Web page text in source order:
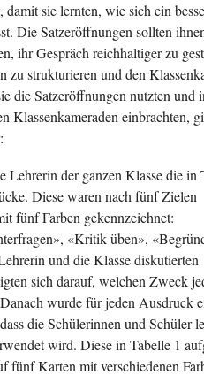
sie lernten, wie sich ein
Die Satzeröffnungen sollten
ihr Gespräch reichhaltiger zu
zu strukturieren und den
die Satzeröffnungen nutzten und
Klassenkameraden einbrachten,
Lehrerin der ganzen Klasse die in
Diese waren nach fünf Zielen
fünf Farben gekennzeichnet:
«Kritik üben»,
und die Klasse diskutierten
sich darauf, welchen Zweck
wurde für jeden Ausdruck
die Schülerinnen und Schüler
wird. Diese in Tabelle 1
fünf Karten mit verschiedenen